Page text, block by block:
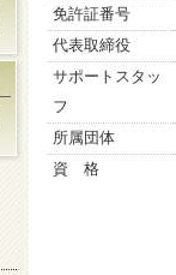
免許証番号
代表取締役
サポートスタッ
フ
所属団体
資 格